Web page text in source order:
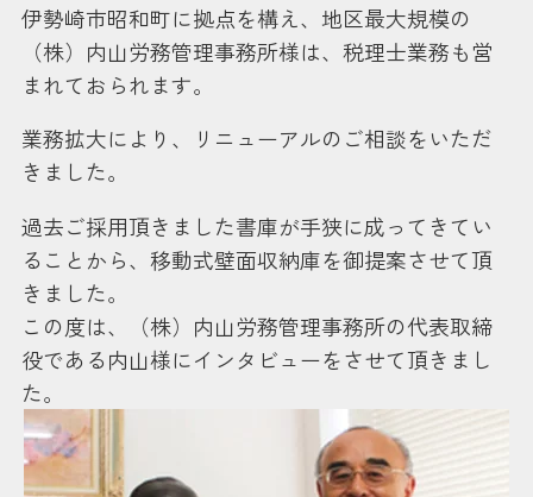
伊勢崎市昭和町に拠点を構え、地区最大規模の
（株）内山労務管理事務所様は、税理士業務も営
まれておられます。
業務拡大により、リニューアルのご相談をいただ
きました。
過去ご採用頂きました書庫が手狭に成ってきてい
ることから、移動式壁面収納庫を御提案させて頂
きました。
この度は、（株）内山労務管理事務所の代表取締
役である内山様にインタビューをさせて頂きまし
た。